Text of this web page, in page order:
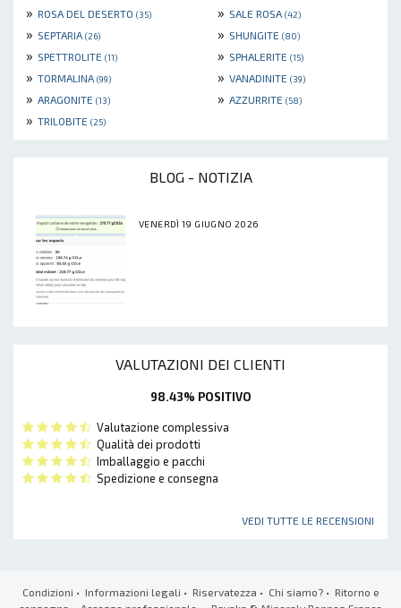
» ROSA DEL DESERTO (35) » SALE ROSA (42)
» SEPTARIA (26) » SHUNGITE (80)
» SPETTROLITE (11) » SPHALERITE (15)
» TORMALINA (99) » VANADINITE (39)
» ARAGONITE (13) » AZZURRITE (58)
» TRILOBITE (25)
BLOG - NOTIZIA
VENERDÌ 19 GIUGNO 2026
VALUTAZIONI DEI CLIENTI
98.43% POSITIVO
Valutazione complessiva
Qualità dei prodotti
Imballaggio e pacchi
Spedizione e consegna
VEDI TUTTE LE RECENSIONI
Condizioni • Informazioni legali • Riservatezza • Chi siamo?• Ritorno e